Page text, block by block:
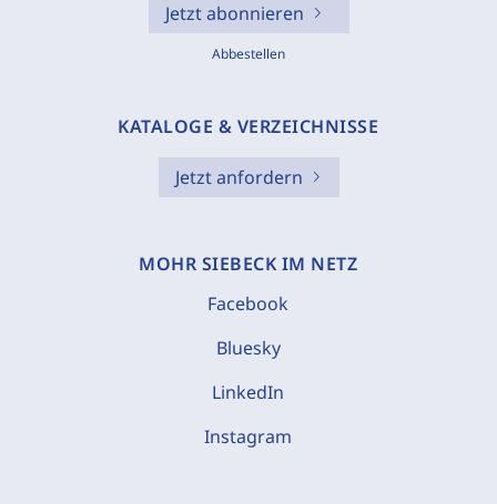
Jetzt abonnieren
Abbestellen
KATALOGE & VERZEICHNISSE
Jetzt anfordern
MOHR SIEBECK IM NETZ
Facebook
Bluesky
LinkedIn
Instagram